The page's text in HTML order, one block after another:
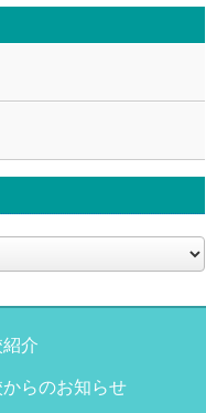
介
らのお知らせ